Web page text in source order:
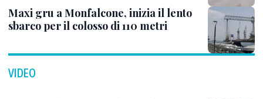
Maxi gru a Monfalcone, inizia il lento
sbarco per il colosso di 110 metri
VIDEO